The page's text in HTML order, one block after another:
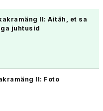
II: Aitäh, et sa
juhtusid
II: Foto